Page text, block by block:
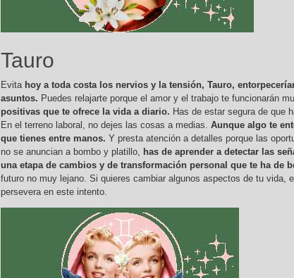
Tauro
Evita hoy a toda costa los nervios y la tensión, Tauro,
asuntos. Puedes relajarte porque el amor y el trabajo te funcionarán
positivas que te ofrece la vida a diario. Has de estar segura de que
En el terreno laboral, no dejes las cosas a medias. Aunque algo te
que tienes entre manos. Y presta atención a detalles porque las
no se anuncian a bombo y platillo, has de aprender a detectar las
una etapa de cambios y de transformación personal que te ha de
futuro no muy lejano. Si quieres cambiar algunos aspectos de tu vida,
persevera en este intento.